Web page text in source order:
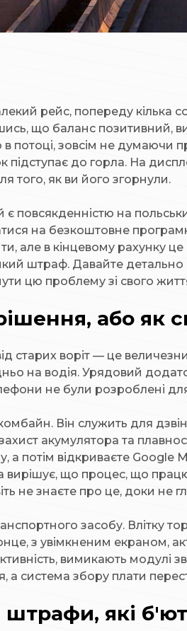
рейс, попереду кілька
що баланс позитивний,
потоці, зовсім не думаючи
підступає до горла. На
того, як ви його згорнули.
на
на безкоштовне
але в кінцевому рахунку
штраф. Давайте
цю проблему зі свого
або як
старих воріт — це
на водія. Урядовий
не були розроблені
Він служить для
акумулятора та
потім відкриваєте Google
що процес, що
не знаєте про це, доки не
засобу. Влітку
з увімкненим екраном,
вимикають модулі
система збору плати
штрафи, які